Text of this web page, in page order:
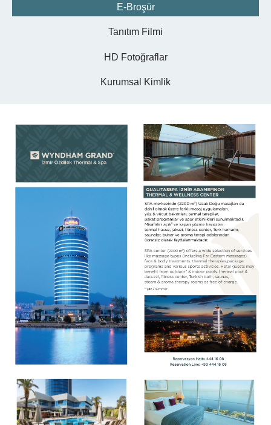
E-Broşür
Tanıtım Filmi
HD Fotoğraflar
Kurumsal Kimlik